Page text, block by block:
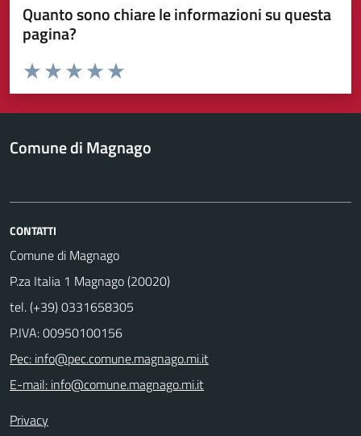
Quanto sono chiare le informazioni su questa
pagina?
Valuta da 1 a 5 stelle la pagina
Valuta 5 stelle su 5
Valuta 4 stelle su 5
Valuta 3 stelle su 5
Valuta 2 stelle su 5
Valuta 1 stelle su 5
Comune di Magnago
CONTATTI
Comune di Magnago
P.za Italia 1 Magnago (20020)
tel. (+39) 0331658305
P.IVA: 00950100156
Pec: info@pec.comune.magnago.mi.it
E-mail: info@comune.magnago.mi.it
Privacy